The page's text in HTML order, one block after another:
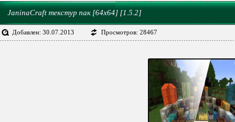
JaninaCraft текстур пак [64x64] [1.5.2]
Добавлен: 30.07.2013 Просмотров: 28467